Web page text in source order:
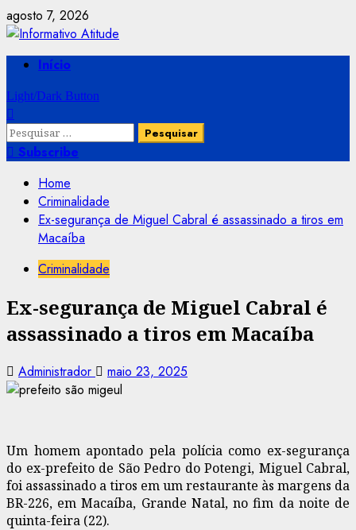
Skip
to
content
agosto 7, 2026
PrimaryInício
Light/Dark Button
Pesquisar
por:Subscribe
Home
Criminalidade
Ex-segurança de Miguel Cabral é assassinado a tiros em
Macaíba
Criminalidade
Ex-segurança de Miguel Cabral é
assassinado a tiros em Macaíba
Administrador maio 23, 2025
Um homem apontado pela polícia como ex-segurança
do ex-prefeito de São Pedro do Potengi, Miguel Cabral,
foi assassinado a tiros em um restaurante às margens da
BR-226, em Macaíba, Grande Natal, no fim da noite de
quinta-feira (22).